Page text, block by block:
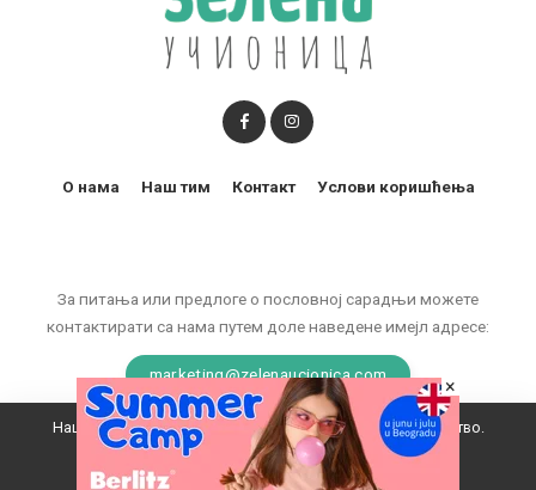
За питања или предлоге о пословној сарадњи можете
контактирати са нама путем доле наведене имејл адресе:
marketing@zelenaucionica.com
О нама Наш тим Контакт Услови коришћења
© 2011-2024 Copyright by Zelena učionica. All Rights reserved.
Наш вебсајт користи колачиће да побољша ваше искуство.
Прихватам
×